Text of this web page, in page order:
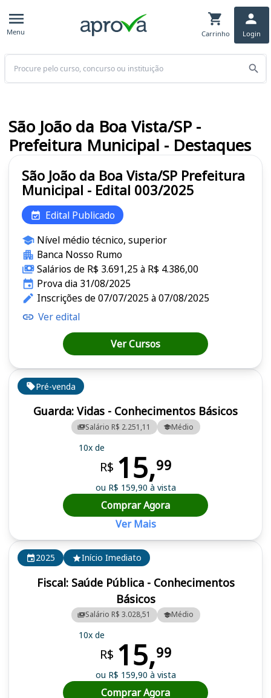
Menu Carrinho Login
Buscar
2025 Início Imediato
Fiscal: Saúde Pública - Conhecimentos
Básicos
Salário R$ 3.028,51 Médio
10x de
R$ 15,99
ou R$ 159,90 à vista
Comprar Agora
Pré-venda
Guarda: Vidas - Conhecimentos Básicos
Salário R$ 2.251,11 Médio
10x de
R$ 15,99
ou R$ 159,90 à vista
Comprar Agora
Ver Mais
São João da Boa Vista/SP Prefeitura
Municipal - Edital 003/2025
Edital Publicado
Nível médio técnico, superior
Banca Nosso Rumo
Salários de R$ 3.691,25 à R$ 4.386,00
Prova dia 31/08/2025
Inscrições de 07/07/2025 à 07/08/2025
Ver edital
Ver Cursos
São João da Boa Vista/SP -
Prefeitura Municipal - Destaques